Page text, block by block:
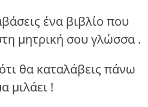
ένα βιβλίο που
μητρική σου γλώσσα .
θα καταλάβεις πάνω
μιλάει !